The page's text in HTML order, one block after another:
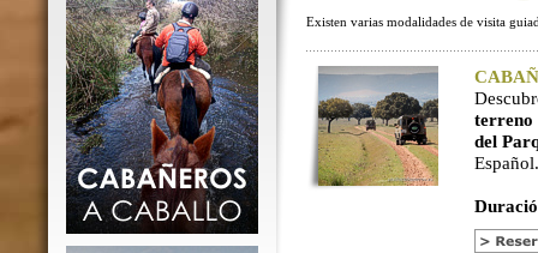
Existen varias modalidades de visita
terreno
del
Español.